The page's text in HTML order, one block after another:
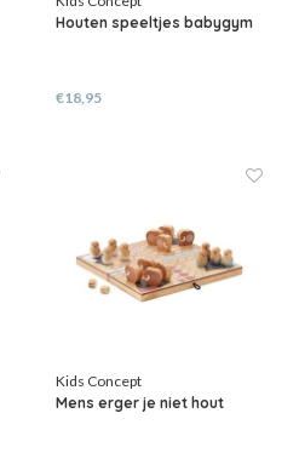
Houten speeltjes babygym
€18,95
Kids Concept
Mens erger je niet hout